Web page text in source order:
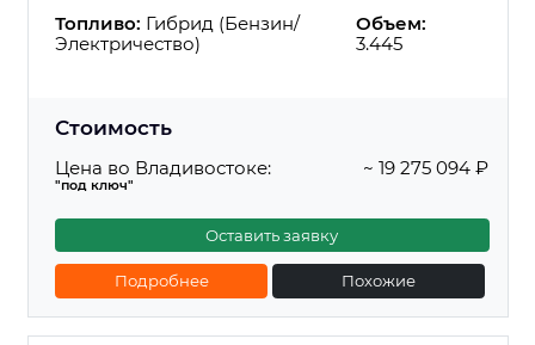
Топливо: Гибрид (Бензин/
Электричество)
Объем:
3.445
Стоимость
Цена во Владивостоке:
"под ключ"
~ 19 275 094 ₽
Оставить заявку
Подробнее Похожие